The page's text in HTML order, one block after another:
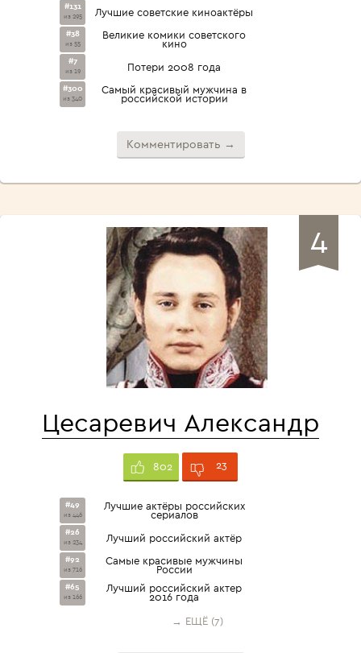
#131
из 295 Лучшие советские киноактёры
#38
из 55
Великие комики советского
кино
#7
из 19 Потери 2008 года
#300
из 340
Самый красивый мужчина в
российской истории
Комментировать →
4
Цесаревич Александр
802 23
#49
из 446
Лучшие актёры российских
сериалов
#26
из 234 Лучший российский актёр
#92
из 716
Самые красивые мужчины
России
#65
из 166
Лучший российский актер
2016 года
→ ЕЩЁ (7)